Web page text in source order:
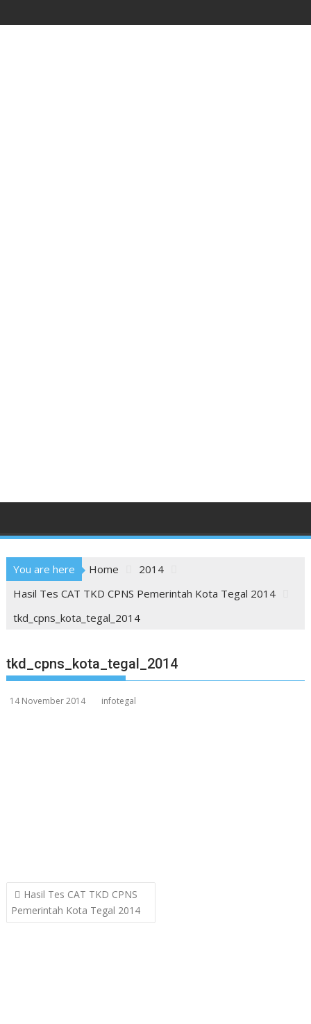
to
You are here Home
2014
Hasil Tes CAT TKD CPNS Pemerintah Kota Tegal 2014
tkd_cpns_kota_tegal_2014
tkd_cpns_kota_tegal_2014
14 November 2014 infotegal
Post
navigation
Hasil Tes CAT TKD CPNS
Pemerintah Kota Tegal 2014